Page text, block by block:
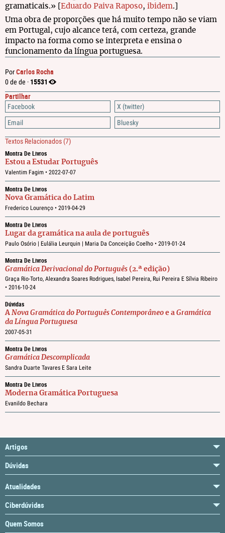
PorCarlos Rocha
0 de de · 15531
Partilhar
Facebook
X (twitter)
Email
Bluesky
Textos Relacionados (7)
Montra De Livros
Estou a Estudar Português
Valentim Fagim • 2022-07-07
Montra De Livros
Nova Gramática do Latim
Frederico Lourenço • 2019-04-29
Montra De Livros
Lugar da gramática na aula de português
Paulo Osório | Eulália Leurquin | Maria Da Conceição Coelho • 2019-01-24
Montra De Livros
Gramática Derivacional do Português (2.ª edição)
Graça Rio-Torto, Alexandra Soares Rodrigues, Isabel Pereira, Rui Pereira E Sílvia Ribeiro
• 2016-10-24
Dúvidas
A Nova Gramática do Português Contemporâneo e a Gramática
da Língua Portuguesa
2007-05-31
Montra De Livros
Gramática Descomplicada
Sandra Duarte Tavares E Sara Leite
Montra De Livros
Moderna Gramática Portuguesa
Evanildo Bechara
gramaticais.» [ Eduardo Paiva Raposo, ibidem.]
Uma obra de proporções que há muito tempo não se viam
em Portugal, cujo alcance terá, com certeza, grande
impacto na forma como se interpreta e ensina o
funcionamento da língua portuguesa.
Artigos
Dúvidas
Atualidades
Ciberdúvidas
Quem Somos